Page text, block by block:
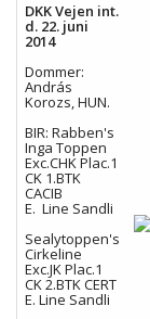
DKK Vejen int.
d. 22. juni
2014
Dommer:
András
Korozs, HUN.
BIR: Rabben's
Inga Toppen
Exc.CHK Plac.1
CK 1.BTK
CACIB
E. Line Sandli
Sealytoppen's
Cirkeline
Exc.JK Plac.1
CK 2.BTK CERT
E. Line Sandli